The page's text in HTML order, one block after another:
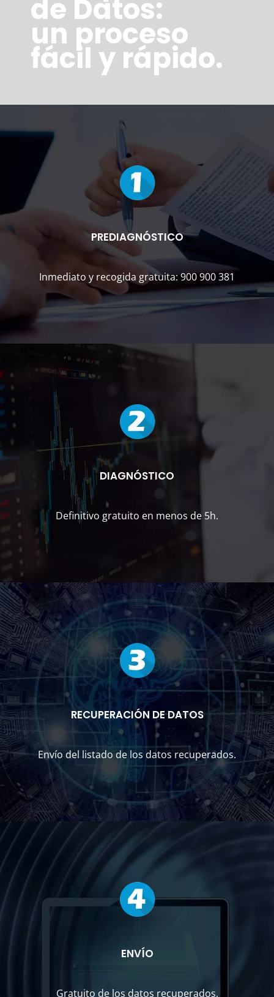
de Datos:
un proceso
fácil y rápido.
PREDIAGNÓSTICO
Inmediato y recogida gratuita: 900 900 381
DIAGNÓSTICO
Definitivo gratuito en menos de 5h.
RECUPERACIÓN DE DATOS
Envío del listado de los datos recuperados.
ENVÍO
Gratuito de los datos recuperados.